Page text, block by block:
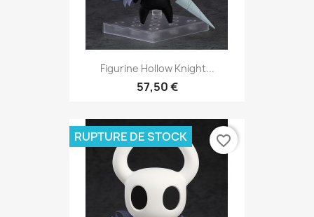
Figurine Hollow Knight...
57,50 €
RUPTURE DE STOCK favorite_border